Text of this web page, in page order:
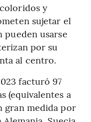
y
sujetar el
pueden usarse
por su
al centro.
facturó 97
(equivalentes a
gran medida por